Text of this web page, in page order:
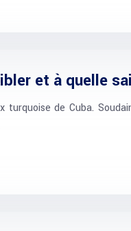
et à quelle
turquoise de Cuba.